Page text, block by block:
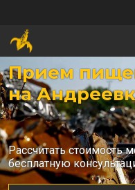
Прием
на
Рассчитать стоимость
бесплатную